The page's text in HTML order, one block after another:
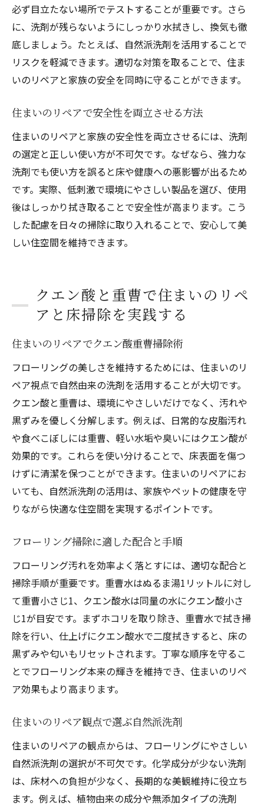
必ず目立たない場所でテストすることが重要です。さら
に、洗剤が残らないようにしっかり水拭きし、換気も徹
底しましょう。たとえば、自然派洗剤を活用することで
リスクを軽減できます。適切な対策を取ることで、住ま
いのリペアと家族の安全を同時に守ることができます。
住まいのリペアで安全性を両立させる方法
住まいのリペアと家族の安全性を両立させるには、洗剤
の選定と正しい使い方が不可欠です。なぜなら、強力な
洗剤でも使い方を誤ると床や健康への悪影響が出るため
です。実際、低刺激で環境にやさしい製品を選び、使用
後はしっかり拭き取ることで安全性が高まります。こう
した配慮を日々の掃除に取り入れることで、安心して美
しい住空間を維持できます。
クエン酸と重曹で住まいのリペ
アと床掃除を実践する
住まいのリペアでクエン酸重曹掃除術
フローリングの美しさを維持するためには、住まいのリ
ペア視点で自然由来の洗剤を活用することが大切です。
クエン酸と重曹は、環境にやさしいだけでなく、汚れや
黒ずみを優しく分解します。例えば、日常的な皮脂汚れ
や食べこぼしには重曹、軽い水垢や臭いにはクエン酸が
効果的です。これらを使い分けることで、床表面を傷つ
けずに清潔を保つことができます。住まいのリペアにお
いても、自然派洗剤の活用は、家族やペットの健康を守
りながら快適な住空間を実現するポイントです。
フローリング掃除に適した配合と手順
フローリング汚れを効率よく落とすには、適切な配合と
掃除手順が重要です。重曹水はぬるま湯1リットルに対し
て重曹小さじ1、クエン酸水は同量の水にクエン酸小さ
じ1が目安です。まずホコリを取り除き、重曹水で拭き掃
除を行い、仕上げにクエン酸水で二度拭きすると、床の
黒ずみや匂いもリセットされます。丁寧な順序を守るこ
とでフローリング本来の輝きを維持でき、住まいのリペ
ア効果もより高まります。
住まいのリペア観点で選ぶ自然派洗剤
住まいのリペアの観点からは、フローリングにやさしい
自然派洗剤の選択が不可欠です。化学成分が少ない洗剤
は、床材への負担が少なく、長期的な美観維持に役立ち
ます。例えば、植物由来の成分や無添加タイプの洗剤